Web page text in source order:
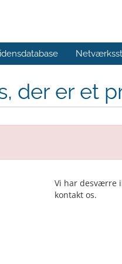
der er et
Vi har desværre
kontakt os.